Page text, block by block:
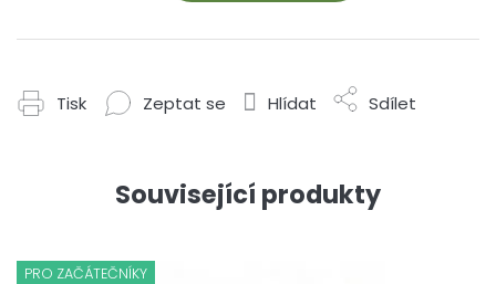
Tisk Zeptat se Hlídat Sdílet
Související produkty
PRO ZAČÁTEČNÍKY